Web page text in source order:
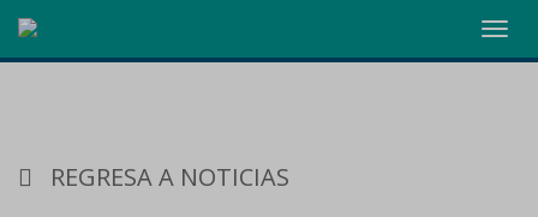
REGRESA A NOTICIAS